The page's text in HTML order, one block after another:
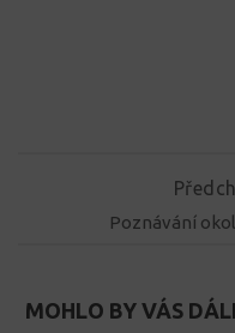
Poznávání
MOHLO BY VÁS